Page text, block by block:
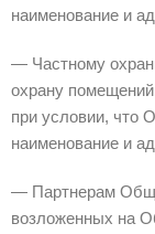
наименование и
— Частному
охрану
при условии, что
наименование и
— Партнерам
возложенных на